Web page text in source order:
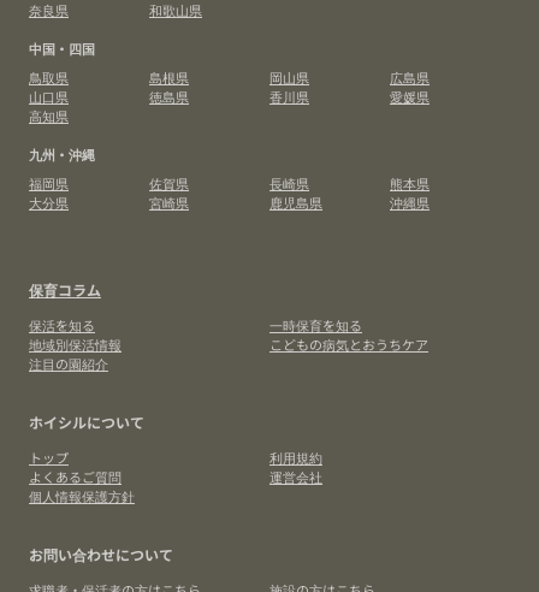
奈良県
和歌山県
中国・四国
鳥取県
島根県 岡山県
広島県
山口県
徳島県 香川県
愛媛県
高知県
九州・沖縄
福岡県
佐賀県 長崎県
熊本県
大分県
宮崎県 鹿児島県 沖縄県
保育コラム
保活を知る
一時保育を知る
地域別保活情報
こどもの病気とおうちケア
注目の園紹介
ホイシルについて
トップ
利用規約
よくあるご質問
運営会社
個人情報保護方針
お問い合わせについて